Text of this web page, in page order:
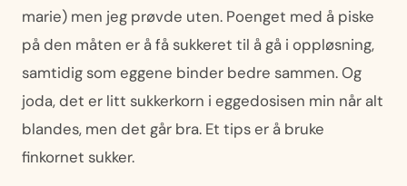
marie) men jeg prøvde uten. Poenget med å piske
på den måten er å få sukkeret til å gå i oppløsning,
samtidig som eggene binder bedre sammen. Og
joda, det er litt sukkerkorn i eggedosisen min når alt
blandes, men det går bra. Et tips er å bruke
finkornet sukker.